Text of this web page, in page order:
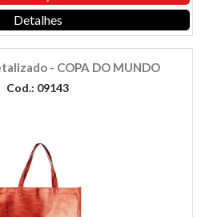
Detalhes
- COPA DO MUNDO
Cod.: 09143